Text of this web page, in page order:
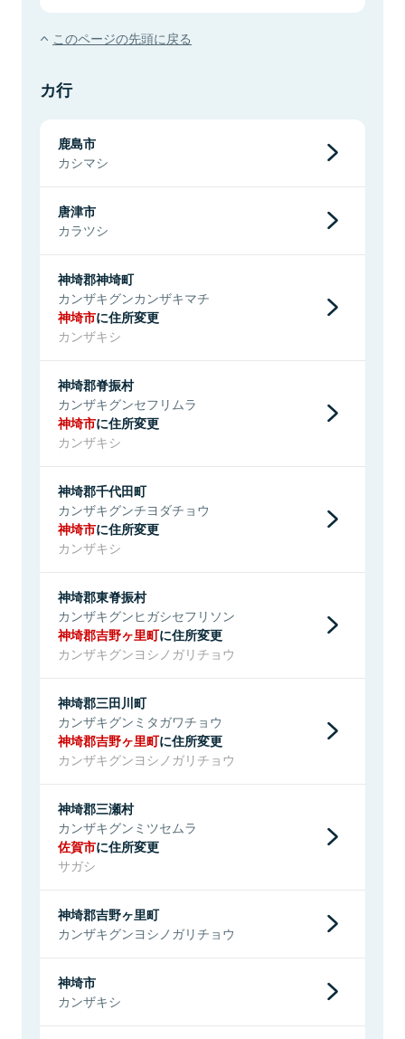
このページの先頭に戻る
カ行
鹿島市
カシマシ
唐津市
カラツシ
神埼郡神埼町
カンザキグンカンザキマチ
神埼市に住所変更
カンザキシ
神埼郡脊振村
カンザキグンセフリムラ
神埼市に住所変更
カンザキシ
神埼郡千代田町
カンザキグンチヨダチョウ
神埼市に住所変更
カンザキシ
神埼郡東脊振村
カンザキグンヒガシセフリソン
神埼郡吉野ヶ里町に住所変更
カンザキグンヨシノガリチョウ
神埼郡三田川町
カンザキグンミタガワチョウ
神埼郡吉野ヶ里町に住所変更
カンザキグンヨシノガリチョウ
神埼郡三瀬村
カンザキグンミツセムラ
佐賀市に住所変更
サガシ
神埼郡吉野ヶ里町
カンザキグンヨシノガリチョウ
神埼市
カンザキシ